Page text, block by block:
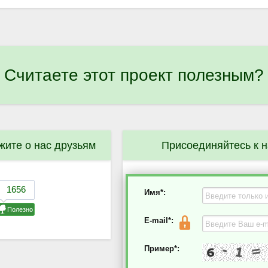
Считаете этот проект полезным?
о нас друзьям Присоединяйтесь к
Имя*:
E-mail*:
Пример*: